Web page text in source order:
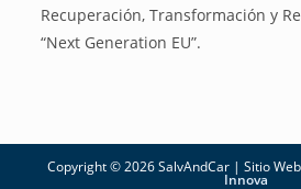
Recuperación, Transformación y
“Next Generation EU”.
Copyright © 2026 SalvAndCar | Sitio
Innova